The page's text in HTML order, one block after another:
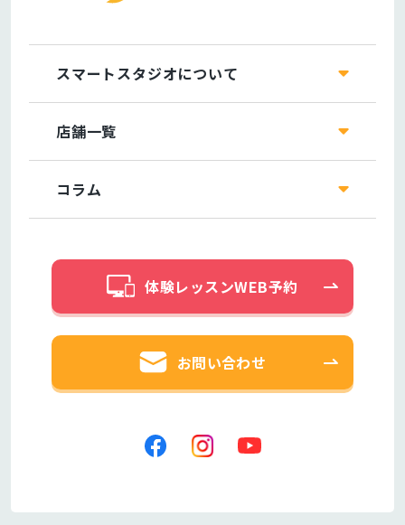
スマートスタジオについて
店舗一覧
コラム
体験レッスンWEB予約
お問い合わせ